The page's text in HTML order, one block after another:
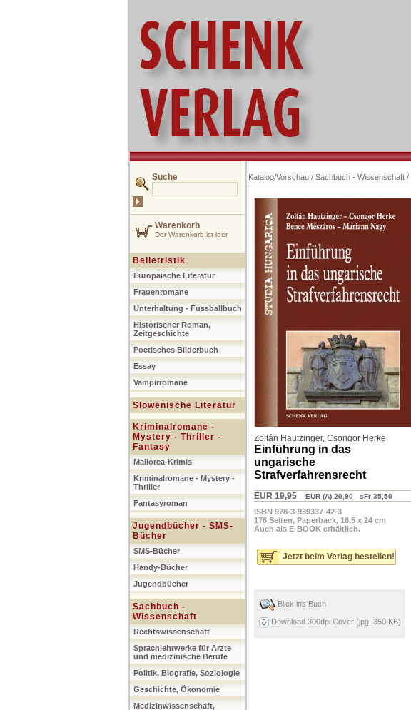
Suche
Warenkorb
Der Warenkorb ist leer
Belletristik
Europäische Literatur
Frauenromane
Unterhaltung - Fussballbuch
Historischer Roman,
Zeitgeschichte
Poetisches Bilderbuch
Essay
Vampirromane
Slowenische Literatur
Kriminalromane -
Mystery - Thriller -
Fantasy
Mallorca-Krimis
Kriminalromane - Mystery -
Thriller
Fantasyroman
Jugendbücher - SMS-
Bücher
SMS-Bücher
Handy-Bücher
Jugendbücher
Sachbuch -
Wissenschaft
Rechtswissenschaft
Sprachlehrwerke für Ärzte
und medizinische Berufe
Politik, Biografie, Soziologie
Geschichte, Ökonomie
Medizinwissenschaft,
Katalog/Vorschau / Sachbuch - Wissenschaft /
Zoltán Hautzinger, Csongor Herke
Einführung in das
ungarische
Strafverfahrensrecht
EUR 19,95 EUR (A) 20,90 sFr 35,50
ISBN 978-3-939337-42-3
176 Seiten, Paperback, 16,5 x 24 cm
Auch als E-BOOK erhältlich.
Jetzt beim Verlag bestellen!
Blick ins Buch
Download 300dpi Cover (jpg, 350 KB)